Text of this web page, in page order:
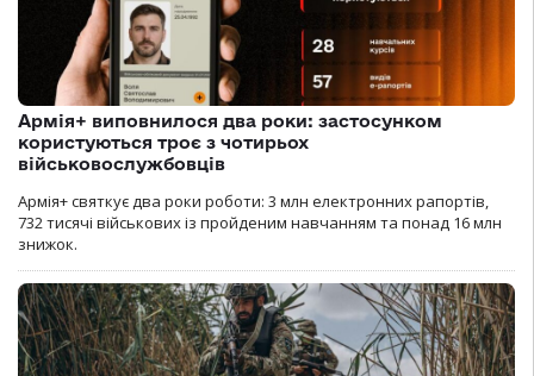
Армія+ виповнилося два роки: застосунком
користуються троє з чотирьох
військовослужбовців
Армія+ святкує два роки роботи: 3 млн електронних рапортів,
732 тисячі військових із пройденим навчанням та понад 16 млн
знижок.